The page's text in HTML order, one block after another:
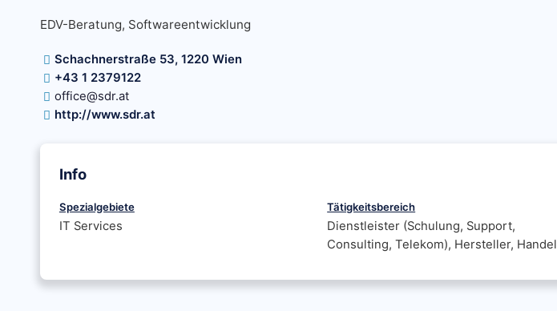
EDV-Beratung, Softwareentwicklung
Schachnerstraße 53, 1220 Wien
+43 1 2379122
office@sdr.at
http://www.sdr.at
Info
Spezialgebiete
IT Services
Tätigkeitsbereich
Dienstleister (Schulung, Support,
Consulting, Telekom), Hersteller, Handel